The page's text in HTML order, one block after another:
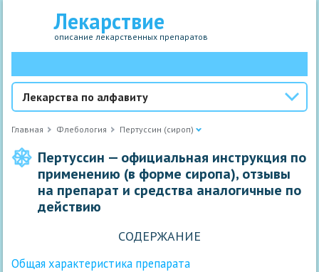
Лекарствие
описание лекарственных препаратов
Лекарства по алфавиту
Главная Флебология Пертуссин (сироп)
Пертуссин — официальная инструкция по
применению (в форме сиропа), отзывы
на препарат и средства аналогичные по
действию
СОДЕРЖАНИЕ
Общая характеристика препарата